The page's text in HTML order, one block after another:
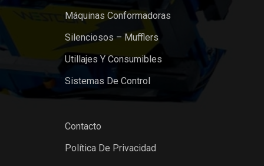
Máquinas Conformadoras
Silenciosos – Mufflers
Utillajes Y Consumibles
Sistemas De Control
Contacto
Política De Privacidad